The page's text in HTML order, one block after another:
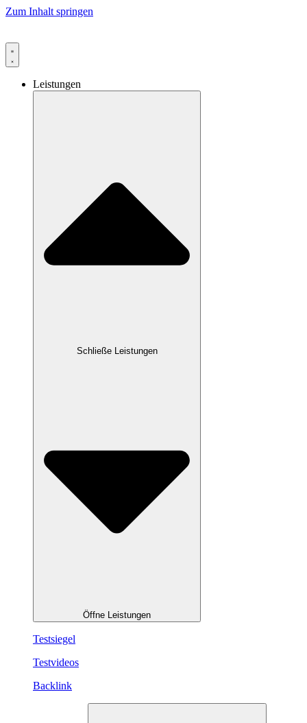
Zum Inhalt springen
Leistungen
Schließe Leistungen
Öffne Leistungen
Testsiegel
Testvideos
Backlink